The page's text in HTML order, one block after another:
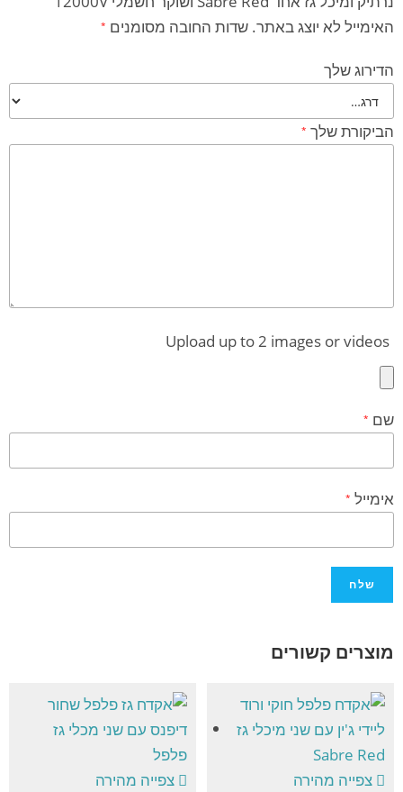
האימייל לא יוצג באתר. שדות החובה מסומנים *
הדירוג שלך
הביקורת שלך *
Upload up to 2 images or videos
שם *
אימייל *
מוצרים קשורים
צפייה מהירה
צפייה מהירה